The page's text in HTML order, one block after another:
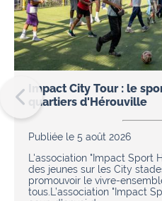
Impact City Tour : le
quartiers d'Hérouville
Publiée le 5 août 2026
L'association "Impact Sport
des jeunes sur les City
promouvoir le vivre-
tous.L’association "Impact